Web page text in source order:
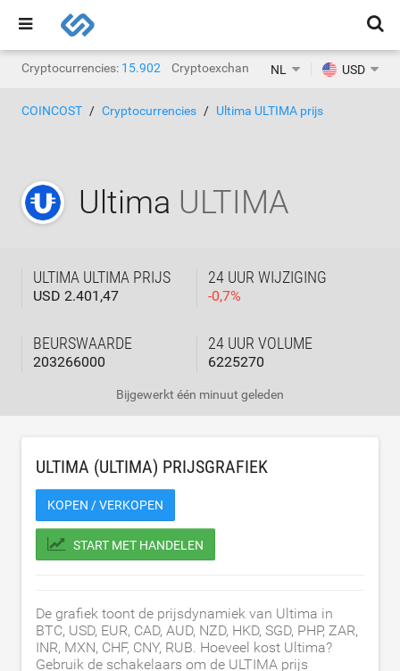
Cryptocurrencies: 15.902 Cryptoexchanges: 1.468
NL USD
COINCOST Cryptocurrencies Ultima ULTIMA prijs
Ultima ULTIMA
ULTIMA ULTIMA PRIJS
USD 2.401,47
24 UUR WIJZIGING
-0,7%
BEURSWAARDE
203266000
24 UUR VOLUME
6225270
Bijgewerkt één minuut geleden
ULTIMA (ULTIMA) PRIJSGRAFIEK
KOPEN / VERKOPEN
START MET HANDELEN
De grafiek toont de prijsdynamiek van Ultima in
BTC, USD, EUR, CAD, AUD, NZD, HKD, SGD, PHP, ZAR,
INR, MXN, CHF, CNY, RUB. Hoeveel kost Ultima?
Gebruik de schakelaars om de ULTIMA prijs